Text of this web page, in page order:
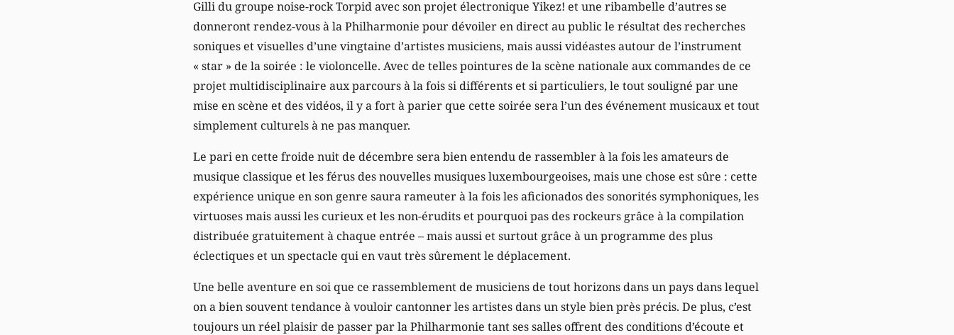
Gilli du groupe noise-rock Torpid avec son projet électronique Yikez! et une ribambelle d’autres se
donneront rendez-vous à la Philharmonie pour dévoiler en direct au public le résultat des recherches
soniques et visuelles d’une vingtaine d’artistes musiciens, mais aussi vidéastes autour de l’instrument
« star » de la soirée : le violoncelle. Avec de telles pointures de la scène nationale aux commandes de ce
projet multidisciplinaire aux parcours à la fois si différents et si particuliers, le tout souligné par une
mise en scène et des vidéos, il y a fort à parier que cette soirée sera l’un des événement musicaux et tout
simplement culturels à ne pas manquer.
Le pari en cette froide nuit de décembre sera bien entendu de rassembler à la fois les amateurs de
musique classique et les férus des nouvelles musiques luxembourgeoises, mais une chose est sûre : cette
expérience unique en son genre saura rameuter à la fois les aficionados des sonorités symphoniques, les
virtuoses mais aussi les curieux et les non-érudits et pourquoi pas des rockeurs grâce à la compilation
distribuée gratuitement à chaque entrée – mais aussi et surtout grâce à un programme des plus
éclectiques et un spectacle qui en vaut très sûrement le déplacement.
Une belle aventure en soi que ce rassemblement de musiciens de tout horizons dans un pays dans lequel
on a bien souvent tendance à vouloir cantonner les artistes dans un style bien près précis. De plus, c’est
toujours un réel plaisir de passer par la Philharmonie tant ses salles offrent des conditions d’écoute et